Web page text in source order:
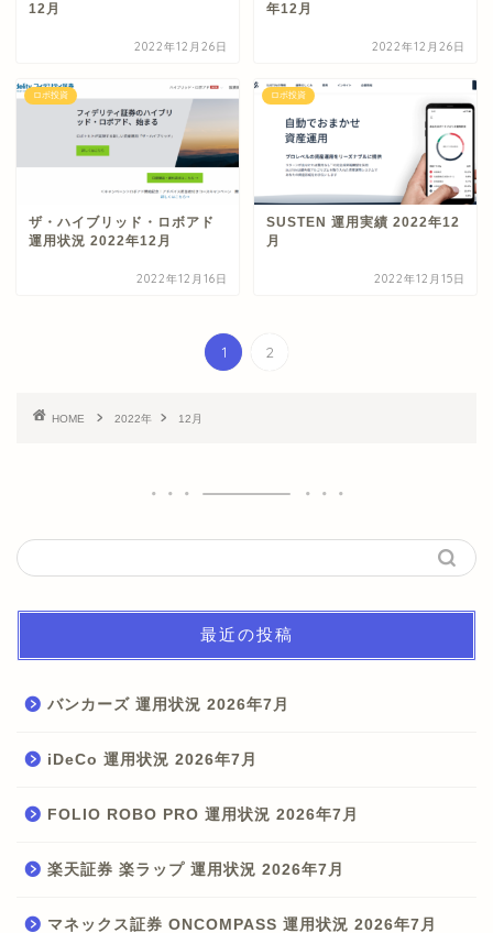
12月
2022年12月26日
年12月
2022年12月26日
ロボ投資
ザ・ハイブリッド・ロボアド
運用状況 2022年12月
2022年12月16日
ロボ投資
SUSTEN 運用実績 2022年12
月
2022年12月15日
1 2
HOME 2022年 12月
最近の投稿
バンカーズ 運用状況 2026年7月
iDeCo 運用状況 2026年7月
FOLIO ROBO PRO 運用状況 2026年7月
楽天証券 楽ラップ 運用状況 2026年7月
マネックス証券 ONCOMPASS 運用状況 2026年7月